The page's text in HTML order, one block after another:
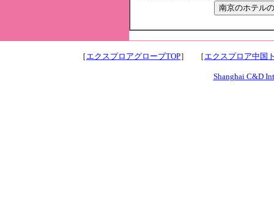
［ エクスプロアグローブTOP］ ［ エクスプロア中国
Shanghai C&D